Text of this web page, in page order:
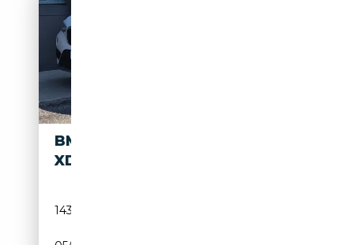
BMW X1
XDRIVE18D
143 739 km